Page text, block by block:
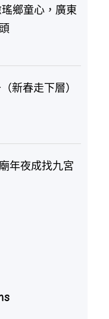
鄉童心，廣東
新春走下層）
年夜成找九宮